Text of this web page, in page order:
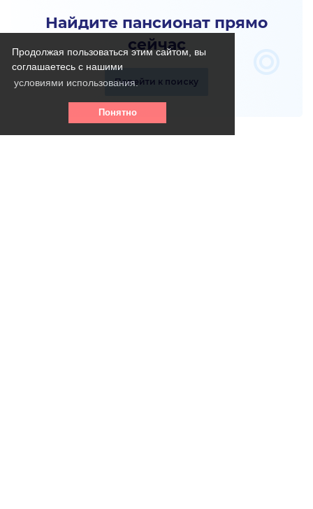
Продолжая пользоваться этим сайтом, вы
соглашаетесь с нашими
условиями использования.
Понятно
Найдите пансионат прямо
сейчас
Перейти к поиску